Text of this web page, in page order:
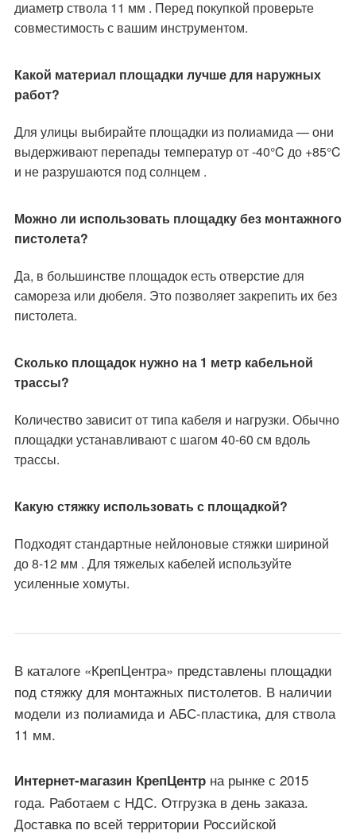
диаметр ствола 11 мм . Перед покупкой проверьте
совместимость с вашим инструментом.
Какой материал площадки лучше для наружных
работ?
Для улицы выбирайте площадки из полиамида — они
выдерживают перепады температур от -40°C до +85°C
и не разрушаются под солнцем .
Можно ли использовать площадку без монтажного
пистолета?
Да, в большинстве площадок есть отверстие для
самореза или дюбеля. Это позволяет закрепить их без
пистолета.
Сколько площадок нужно на 1 метр кабельной
трассы?
Количество зависит от типа кабеля и нагрузки. Обычно
площадки устанавливают с шагом 40-60 см вдоль
трассы.
Какую стяжку использовать с площадкой?
Подходят стандартные нейлоновые стяжки шириной
до 8-12 мм . Для тяжелых кабелей используйте
усиленные хомуты.
В каталоге «КрепЦентра» представлены площадки
под стяжку для монтажных пистолетов. В наличии
модели из полиамида и АБС-пластика, для ствола
11 мм.
Интернет-магазин КрепЦентр на рынке с 2015
года. Работаем с НДС. Отгрузка в день заказа.
Доставка по всей территории Российской